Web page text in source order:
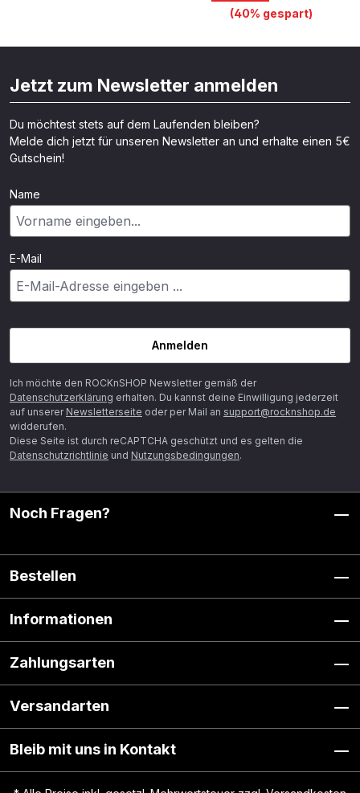
(40% gespart)
Jetzt zum Newsletter anmelden
Du möchtest stets auf dem Laufenden bleiben?
Melde dich jetzt für unseren Newsletter an und erhalte einen 5€
Gutschein!
Name
E-Mail
Anmelden
Ich möchte den ROCKnSHOP Newsletter gemäß der
Datenschutzerklärung erhalten. Du kannst deine Einwilligung jederzeit
auf unserer Newsletterseite oder per Mail an support@rocknshop.de
widderufen.
Diese Seite ist durch reCAPTCHA geschützt und es gelten die
Datenschutzrichtlinie und Nutzungsbedingungen.
Noch Fragen?
Bestellen
Informationen
Zahlungsarten
Versandarten
Bleib mit uns in Kontakt